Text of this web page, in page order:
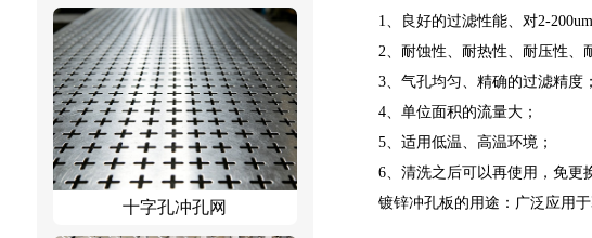
十字孔冲孔网
1、良好的过滤性能、对2-
2、耐蚀性、耐热性、耐压性、
3、气孔均匀、精确的过滤精度；
4、单位面积的流量大；
5、适用低温、高温环境；
6、清洗之后可以再使用，免更
镀锌冲孔板的用途：广泛应用